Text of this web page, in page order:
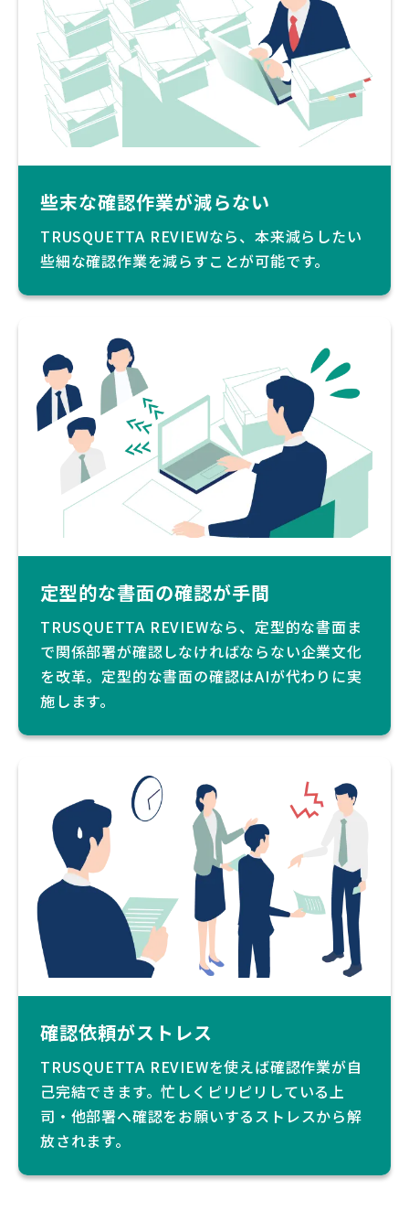
些末な確認作業が減らない
TRUSQUETTA REVIEWなら、本来減らしたい
些細な確認作業を減らすことが可能です。
定型的な書面の確認が手間
TRUSQUETTA REVIEWなら、定型的な書面ま
で関係部署が確認しなければならない企業文化
を改革。定型的な書面の確認はAIが代わりに実
施します。
確認依頼がストレス
TRUSQUETTA REVIEWを使えば確認作業が自
己完結できます。忙しくピリピリしている上
司・他部署へ確認をお願いするストレスから解
放されます。